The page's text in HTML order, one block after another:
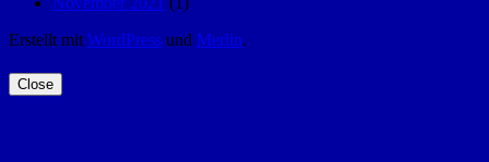
Erstellt mit WordPress und Merlin.
Close